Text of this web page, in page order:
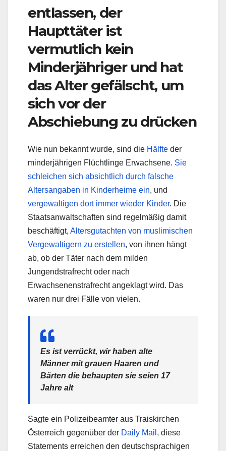
entlassen, der
Haupttäter ist
vermutlich kein
Minderjähriger und hat
das Alter gefälscht, um
sich vor der
Abschiebung zu drücken
Wie nun bekannt wurde, sind die Hälfte der
minderjährigen Flüchtlinge Erwachsene. Sie
schleichen sich absichtlich durch falsche
Altersangaben in Kinderheime ein, und
vergewaltigen dort immer wieder Kinder. Die
Staatsanwaltschaften sind regelmäßig damit
beschäftigt, Altersgutachten von muslimischen
Vergewaltigern zu erstellen, von ihnen hängt
ab, ob der Täter nach dem milden
Jungendstrafrecht oder nach
Erwachsenenstrafrecht angeklagt wird. Das
waren nur drei Fälle von vielen.
Es ist verrückt, wir haben alte
Männer mit grauen Haaren und
Bärten die behaupten sie seien 17
Jahre alt
Sagte ein Polizeibeamter aus Traiskirchen
Österreich gegenüber der Daily Mail , diese
Statements erreichen den deutschsprachigen